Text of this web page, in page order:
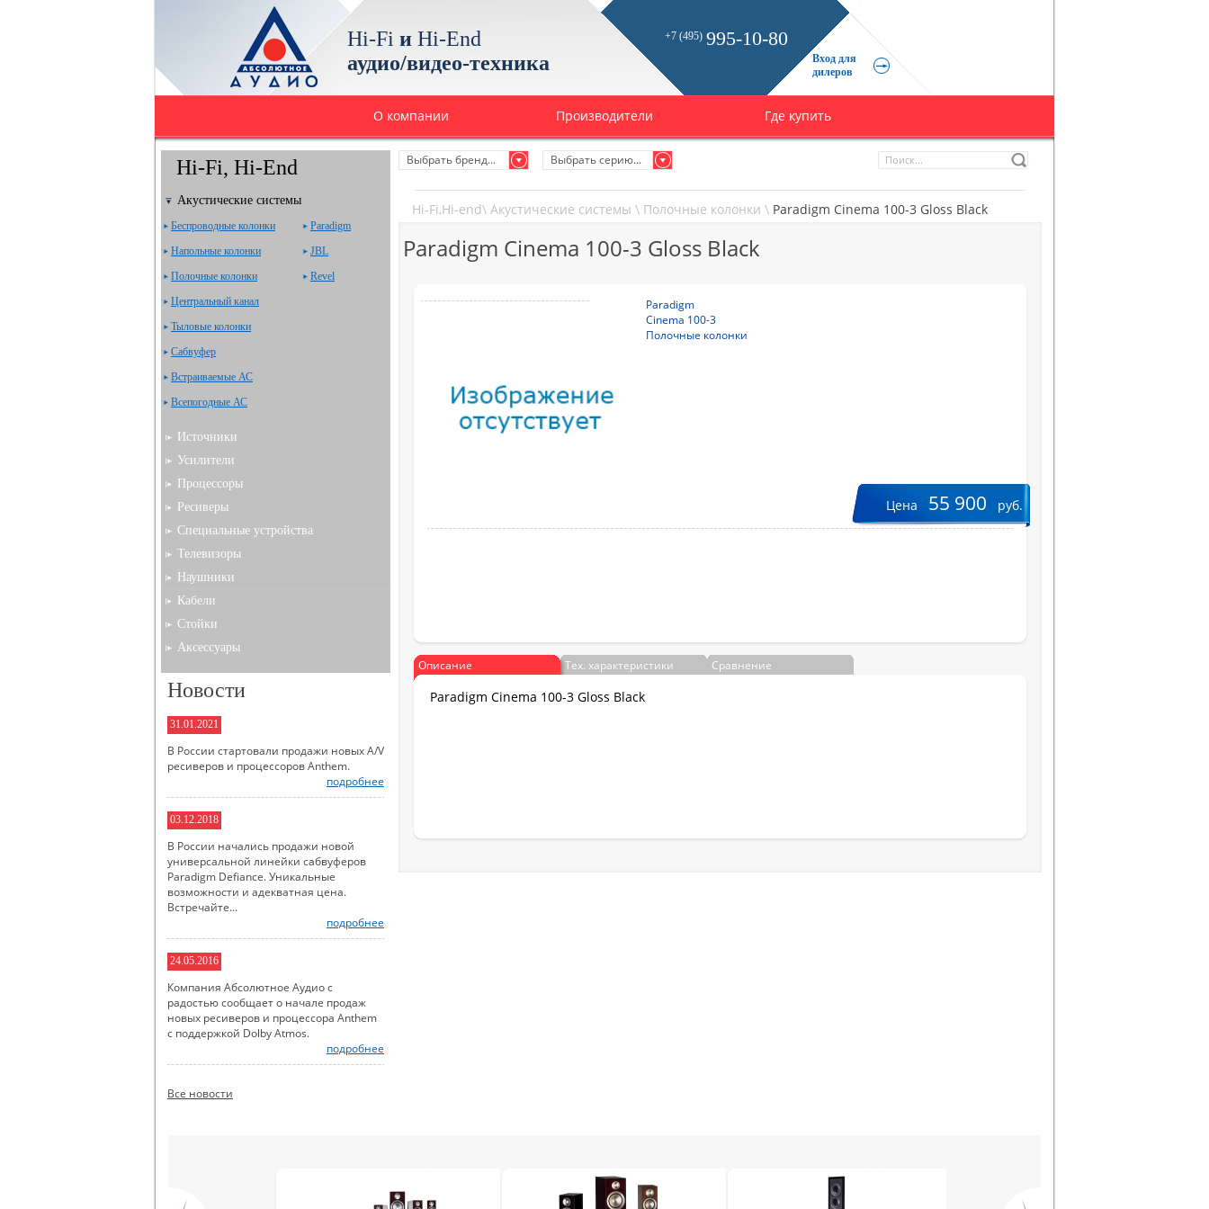
Hi-Fi и Hi-End
аудио/видео-техника
+7 (495) 995-10-80
Вход для
дилеров
О компании Производители Где купить
Выбрать бренд... Выбрать серию...
Hi-Fi,Hi-end\ Акустические системы \ Полочные колонки \ Paradigm Cinema 100-3 Gloss Black
Paradigm Cinema 100-3 Gloss Black
Paradigm
Cinema 100-3
Полочные колонки
Цена 55 900 руб.
Описание Тех. характеристики Сравнение
Paradigm Cinema 100-3 Gloss Black
Hi-Fi, Hi-End
Акустические системы
Беспроводные колонки
Напольные колонки
Полочные колонки
Центральный канал
Тыловые колонки
Сабвуфер
Встраиваемые АС
Всепогодные АС
Paradigm
JBL
Revel
Источники
Усилители
Процессоры
Ресиверы
Специальные устройства
Телевизоры
Наушники
Кабели
Стойки
Аксессуары
Новости
31.01.2021
В России стартовали продажи новых A/V
ресиверов и процессоров Anthem.
подробнее
03.12.2018
В России начались продажи новой
универсальной линейки сабвуферов
Paradigm Defiance. Уникальные
возможности и адекватная цена.
Встречайте...
подробнее
24.05.2016
Компания Абсолютное Аудио с
радостью сообщает о начале продаж
новых ресиверов и процессора Anthem
с поддержкой Dolby Atmos.
подробнее
Все новости